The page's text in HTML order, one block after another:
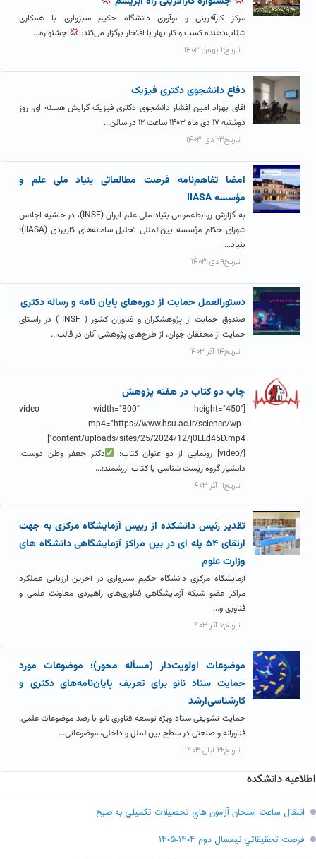
مرکز کارآفرینی و نوآوری دانشگاه حکیم سبزواری با همکاری
شتاب‌دهنده کسب و کار بهار با افتخار برگزار می‌کند:
جشنواره...
تاریخ۲ بهمن ۱۴۰۳
دفاع دانشجوی دکتری فیزیک
آقای بهزاد امین افشار دانشجوی دکتری فیزیک گرایش هسته ای، روز
دوشنبه ۱۷ دی ماه ۱۴۰۳ ساعت ۱۲ در سالن...
تاریخ۲۳ دی ۱۴۰۳
امضا تفاهم‌نامه فرصت مطالعاتی بنیاد ملی علم و
مؤسسه IIASA
به گزارش روابط‌عمومی بنیاد ملی علم ایران (INSF)، در حاشیه اجلاس
شورای حکام مؤسسه بین‌المللی تحلیل سامانه‌های کاربردی (IIASA)؛
بنیاد...
تاریخ۹ دی ۱۴۰۳
دستورالعمل حمایت از دوره‌های پایان نامه و رساله دکتری
صندوق حمایت از پژوهشگران و فناوران کشور ( INSF ) در راستای
حمایت از محققان جوان، از طرح‌های پژوهشی آنان در قالب...
تاریخ۱۴ آذر ۱۴۰۳
چاپ دو کتاب در هفته پژوهش
[video width="800" height="450"
mp4="https://www.hsu.ac.ir/science/wp-
content/uploads/sites/25/2024/12/j0LLd45D.mp4"]
[/video] رونمایی از دو عنوان کتاب:
دکتر جعفر وطن دوست،
دانشیار گروه زیست شناسی با کتاب ارزشمند:...
تاریخ۱۱ آذر ۱۴۰۳
تقدیر رئیس دانشکده از رییس آزمایشگاه مرکزی به جهت
ارتقای ۵۴ پله ای در بین مراکز آزمایشگاهی دانشگاه های
وزارت علوم
آزمایشگاه مرکزی دانشگاه حکیم سبزواری در آخرین ارزیابی عملکرد
مراکز عضو شبکه آزمایشگاهی فناوری‌های راهبردی معاونت علمی و
فناوری و...
تاریخ۶ آذر ۱۴۰۳
موضوعات اولویت‌دار (مسأله محور)؛ موضوعات مورد
حمایت ستاد نانو برای تعریف پایان‌نامه‌های دکتری و
کارشناسی‌ارشد
حمایت تشویقی ستاد ویژه توسعه فناوری نانو با رصد موضوعات علمی،
فناورانه و صنعتی در سطح بین‌الملل و داخلی، موضوعاتی...
تاریخ۲۲ آبان ۱۴۰۳
اطلاعیه دانشکده
انتقال ساعت امتحان آزمون هاي تحصيلات تکميلي به صبح
فرصت تحقيقاتي نیمسال دوم ۱۴۰۴-۱۴۰۵